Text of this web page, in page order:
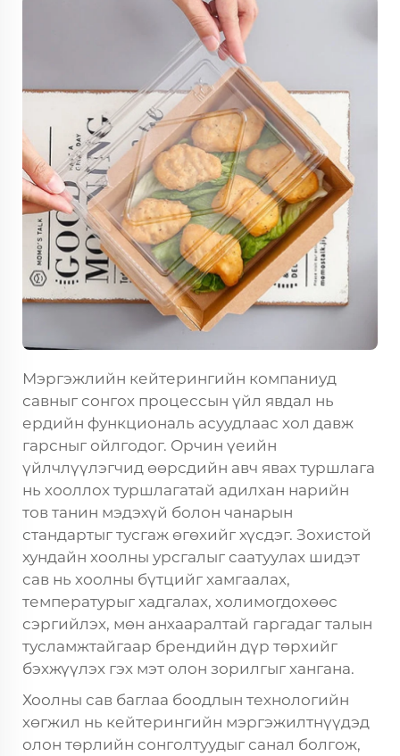
Мэргэжлийн кейтерингийн компаниуд
савныг сонгох процессын үйл явдал нь
ердийн функциональ асуудлаас хол давж
гарсныг ойлгодог. Орчин үеийн
үйлчлүүлэгчид өөрсдийн авч явах туршлага
нь хооллох туршлагатай адилхан нарийн
тов танин мэдэхүй болон чанарын
стандартыг тусгаж өгөхийг хүсдэг. Зохистой
хундайн хоолны урсгалыг саатуулах шидэт
сав нь хоолны бүтцийг хамгаалах,
температурыг хадгалах, холимогдохөөс
сэргийлэх, мөн анхааралтай гаргадаг талын
тусламжтайгаар брендийн дүр төрхийг
бэхжүүлэх гэх мэт олон зорилгыг хангана.
Хоолны сав баглаа боодлын технологийн
хөгжил нь кейтерингийн мэргэжилтнүүдэд
олон төрлийн сонголтуудыг санал болгож,